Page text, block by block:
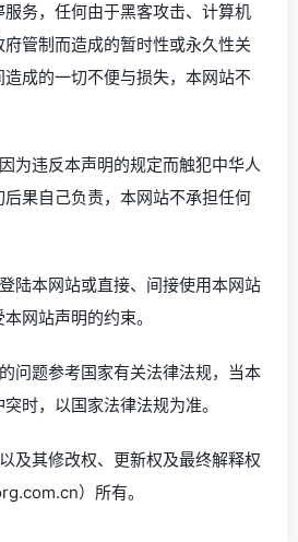
务，任何由于黑客攻击、计算机
管制而造成的暂时性或永久性关
成的一切不便与损失，本网站不
为违反本声明的规定而触犯中华人
果自己负责，本网站不承担任何
陆本网站或直接、间接使用本网站
网站声明的约束。
问题参考国家有关法律法规，当本
时，以国家法律法规为准。
及其修改权、更新权及最终解释权
）所有。